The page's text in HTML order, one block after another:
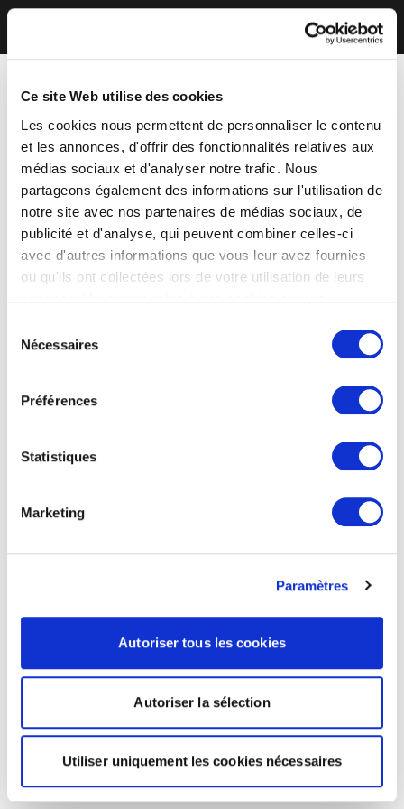
Ce site Web utilise des cookies
Les cookies nous permettent de personnaliser le contenu
et les annonces, d'offrir des fonctionnalités relatives aux
médias sociaux et d'analyser notre trafic. Nous
partageons également des informations sur l'utilisation de
notre site avec nos partenaires de médias sociaux, de
publicité et d'analyse, qui peuvent combiner celles-ci
avec d'autres informations que vous leur avez fournies
ou qu'ils ont collectées lors de votre utilisation de leurs
Nécessaires
Préférences
Statistiques
Marketing
Paramètres
Autoriser tous les cookies
Autoriser la sélection
Utiliser uniquement les cookies nécessaires